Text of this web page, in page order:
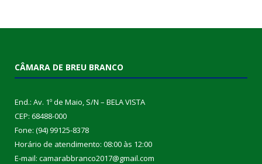
CÂMARA DE BREU BRANCO
End.: Av. 1º de Maio, S/N – BELA VISTA
CEP: 68488-000
Fone: (94) 99125-8378
Horário de atendimento: 08:00 às 12:00
E-mail: camarabbranco2017@gmail.com